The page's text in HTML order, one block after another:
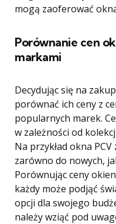
mogą zaoferować
Porównanie cen
markami
Decydując się na
porównać ich ceny z
popularnych marek.
w zależności od
Na przykład okna
zarówno do nowych,
Porównując ceny
każdy może podjąć
opcji dla swojego
należy wziąć pod